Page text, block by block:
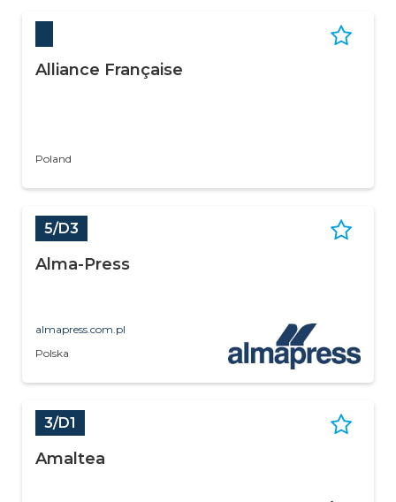
Alliance Française
Poland
5/D3
Alma-Press
almapress.com.pl
Polska
3/D1
Amaltea